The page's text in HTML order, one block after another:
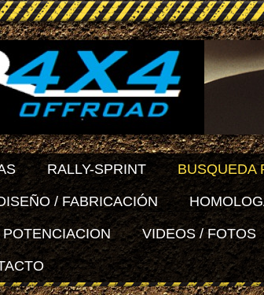
RALLY-SPRINT BUSQUEDA
/ FABRICACIÓN
POTENCIACION VIDEOS / FOTOS